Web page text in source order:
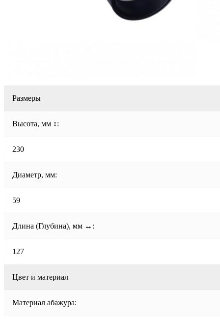
Размеры
Высота, мм ↕:
230
Диаметр, мм:
59
Длина (Глубина), мм ↔:
127
Цвет и материал
Материал абажура: